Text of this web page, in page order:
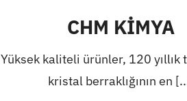
CHM KİMYA
Yüksek kaliteli ürünler, 120 yıllık
kristal berraklığının en